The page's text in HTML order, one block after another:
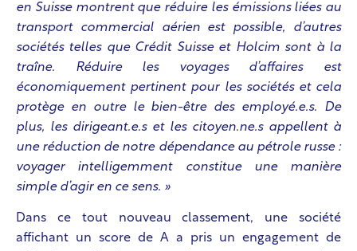
en Suisse montrent que réduire les émissions liées au
transport commercial aérien est possible, d’autres
sociétés telles que Crédit Suisse et Holcim sont à la
traîne. Réduire les voyages d’affaires est
économiquement pertinent pour les sociétés et cela
protège en outre le bien-être des employé.e.s. De
plus, les dirigeant.e.s et les citoyen.ne.s appellent à
une réduction de notre dépendance au pétrole russe :
voyager intelligemment constitue une manière
simple d’agir en ce sens. »
Dans ce tout nouveau classement, une société
affichant un score de A a pris un engagement de